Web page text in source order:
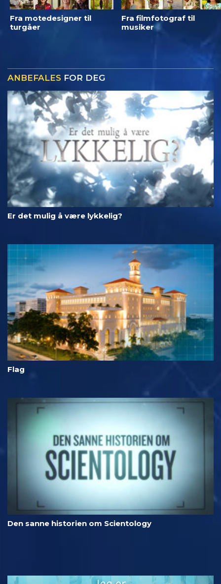
Fra motedesigner til
turgåer
Fra filmfotograf til
musiker
ANBEFALES FOR DEG
Er det mulig å være lykkelig?
Flag
Den sanne historien om Scientology